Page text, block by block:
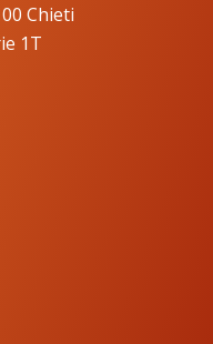
Chieti
1T